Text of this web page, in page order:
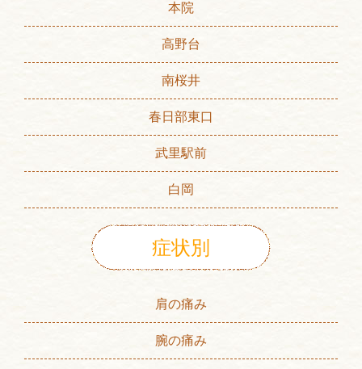
本院
高野台
南桜井
春日部東口
武里駅前
白岡
症状別
肩の痛み
腕の痛み